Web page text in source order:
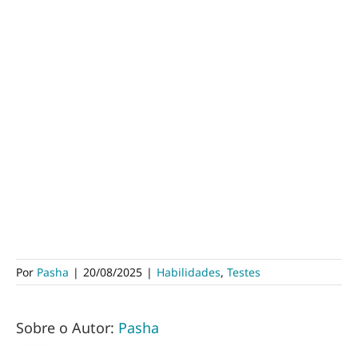
Por Pasha | 20/08/2025 | Habilidades, Testes
Sobre o Autor: Pasha